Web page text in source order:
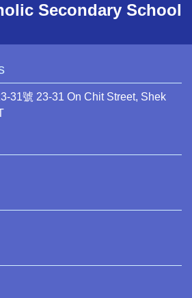
Secondary School
31號 23-31 On Chit Street, Shek